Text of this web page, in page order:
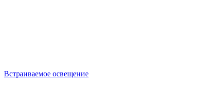
Встраиваемое освещение